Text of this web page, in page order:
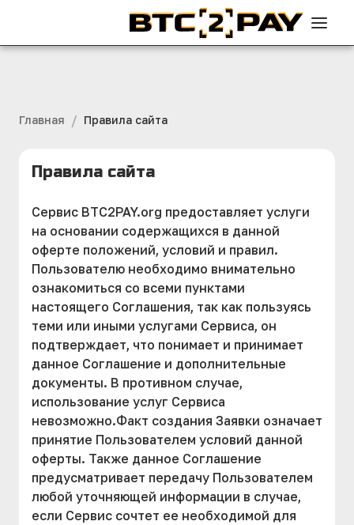
Главная / Правила сайта
Правила сайта
Сервис BTC2PAY.org предоставляет услуги
на основании содержащихся в данной
оферте положений, условий и правил.
Пользователю необходимо внимательно
ознакомиться со всеми пунктами
настоящего Соглашения, так как пользуясь
теми или иными услугами Сервиса, он
подтверждает, что понимает и принимает
данное Соглашение и дополнительные
документы. В противном случае,
использование услуг Сервиса
невозможно.Факт создания Заявки означает
принятие Пользователем условий данной
оферты. Также данное Соглашение
предусматривает передачу Пользователем
любой уточняющей информации в случае,
если Сервис сочтет ее необходимой для